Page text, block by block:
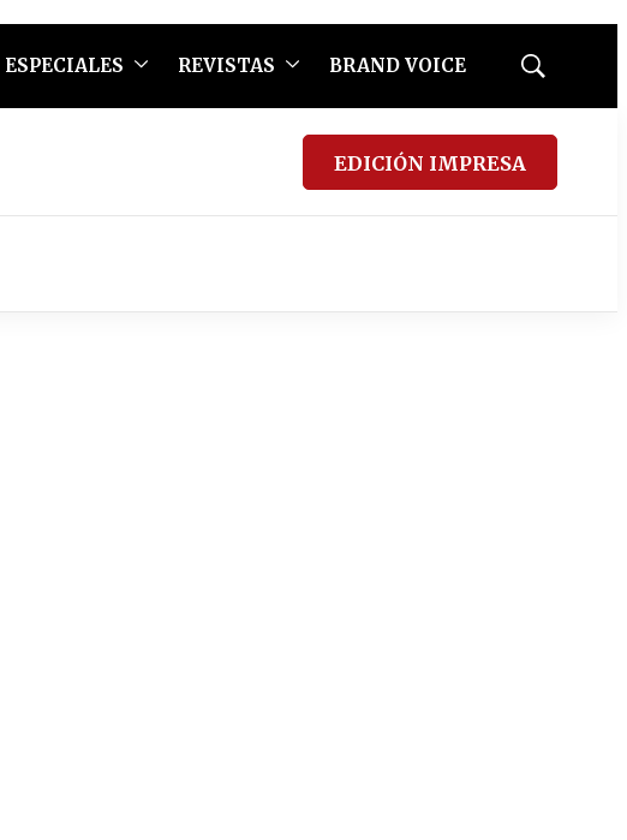
ESPECIALES REVISTAS BRAND VOICE
Mostrar
EDICIÓN IMPRESA